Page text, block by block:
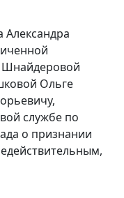
Шнайдеровой
Ольге
службе по
о признании